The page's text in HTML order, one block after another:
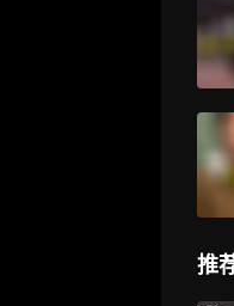
推